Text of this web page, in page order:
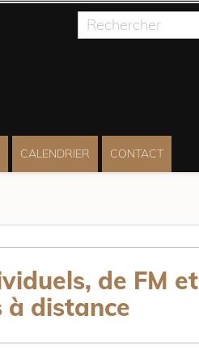
CALENDRIER CONTACT
de FM et
à distance